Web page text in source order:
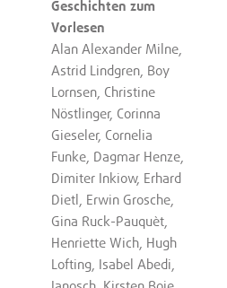
Geschichten zum
Vorlesen
Alan Alexander Milne,
Astrid Lindgren, Boy
Lornsen, Christine
Nöstlinger, Corinna
Gieseler, Cornelia
Funke, Dagmar Henze,
Dimiter Inkiow, Erhard
Dietl, Erwin Grosche,
Gina Ruck-Pauquèt,
Henriette Wich, Hugh
Lofting, Isabel Abedi,